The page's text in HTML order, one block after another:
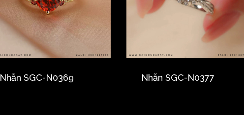
Nhẫn SGC-N0369 Nhẫn SGC-N0377